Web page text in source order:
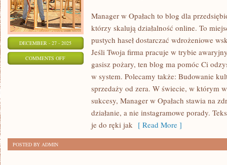
DECEMBER - 27 - 2025
COMMENTS OFFON
TRANSFORMACJA
Manager w Opałach to blog dla
którzy skalują działalność online. To
pustych haseł dostarczać wdrożeniowe
Jeśli Twoja firma pracuje w trybie
gasisz pożary, ten blog ma pomóc Ci
w system. Polecamy także: Budowanie
sprzedaży od zera. W świecie, w którym
sukcesy, Manager w Opałach stawia na
działanie, a nie instagramowe porady.
je do ręki jak [ Read More ]
POSTED BY ADMIN